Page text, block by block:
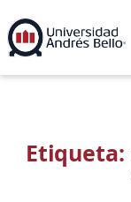
Etiqueta: